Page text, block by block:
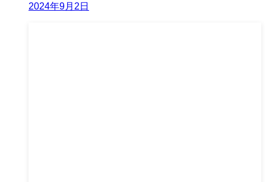
2024年9月2日